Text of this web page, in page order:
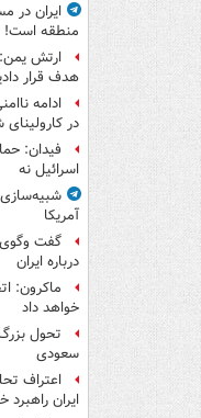
ایران در
منطقه است!
ارتش
هدف قرار
ادامه
در
فیدان:
اسرائیل نه
شبیه‌سازی
آمریکا
گفت وگوی
درباره ایران
ماکرون:
خواهد داد
تحول
سعودی
اعتراف
ایران راهبرد